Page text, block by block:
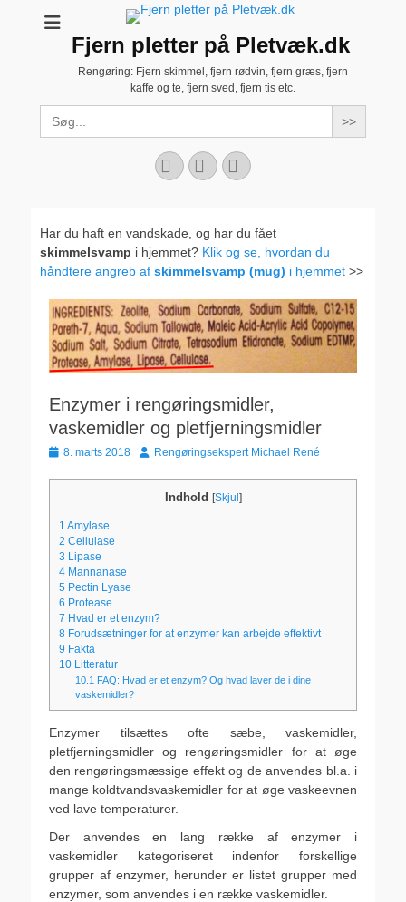
Fjern pletter på Pletvæk.dk
Rengøring: Fjern skimmel, fjern rødvin, fjern græs, fjern
kaffe og te, fjern sved, fjern tis etc.
Search
for:
Facebook
YouTubeInstagram
Har du haft en vandskade, og har du fået
skimmelsvamp i hjemmet? Klik og se, hvordan du
håndtere angreb af skimmelsvamp (mug) i hjemmet >>
Enzymer i rengøringsmidler,
vaskemidler og pletfjerningsmidler
Udgivet
8. marts 2018 Forfatter
Rengøringsekspert Michael René
Indhold [Skjul ]
1 Amylase
2 Cellulase
3 Lipase
4 Mannanase
5 Pectin Lyase
6 Protease
7 Hvad er et enzym?
8 Forudsætninger for at enzymer kan arbejde effektivt
9 Fakta
10 Litteratur
10.1 FAQ: Hvad er et enzym? Og hvad laver de i dine
vaskemidler?
Enzymer tilsættes ofte sæbe, vaskemidler,
pletfjerningsmidler og rengøringsmidler for at øge
den rengøringsmæssige effekt og de anvendes bl.a. i
mange koldtvandsvaskemidler for at øge vaskeevnen
ved lave temperaturer.
Der anvendes en lang række af enzymer i
vaskemidler kategoriseret indenfor forskellige
grupper af enzymer, herunder er listet grupper med
enzymer, som anvendes i en række vaskemidler.